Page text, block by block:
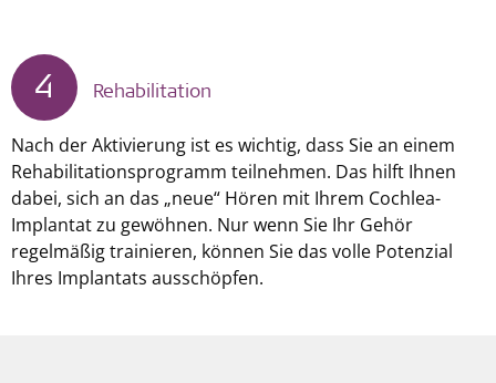
4 Rehabilitation
Nach der Aktivierung ist es wichtig, dass Sie an einem
Rehabilitationsprogramm teilnehmen. Das hilft Ihnen
dabei, sich an das „neue“ Hören mit Ihrem Cochlea-
Implantat zu gewöhnen. Nur wenn Sie Ihr Gehör
regelmäßig trainieren, können Sie das volle Potenzial
Ihres Implantats ausschöpfen.